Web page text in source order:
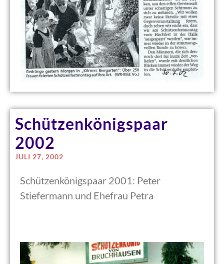
Schützenkönigspaar
2002
JULI 27, 2002
Schützenkönigspaar 2001: Peter
Stiefermann und Ehefrau Petra